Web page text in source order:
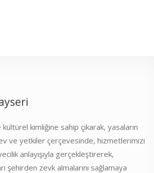
kimliğine sahip çıkarak, yasaların
ve yetkiler çerçevesinde, hizmetlerimizi
anlayışıyla gerçekleştirerek,
şehirden zevk almalarını sağlamaya